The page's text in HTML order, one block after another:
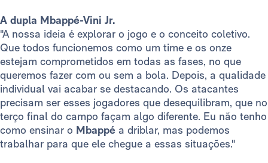
A dupla Mbappé-Vini Jr.
"A nossa ideia é explorar o jogo e o conceito coletivo.
Que todos funcionemos como um time e os onze
estejam comprometidos em todas as fases, no que
queremos fazer com ou sem a bola. Depois, a qualidade
individual vai acabar se destacando. Os atacantes
precisam ser esses jogadores que desequilibram, que no
terço final do campo façam algo diferente. Eu não tenho
como ensinar o Mbappé a driblar, mas podemos
trabalhar para que ele chegue a essas situações."